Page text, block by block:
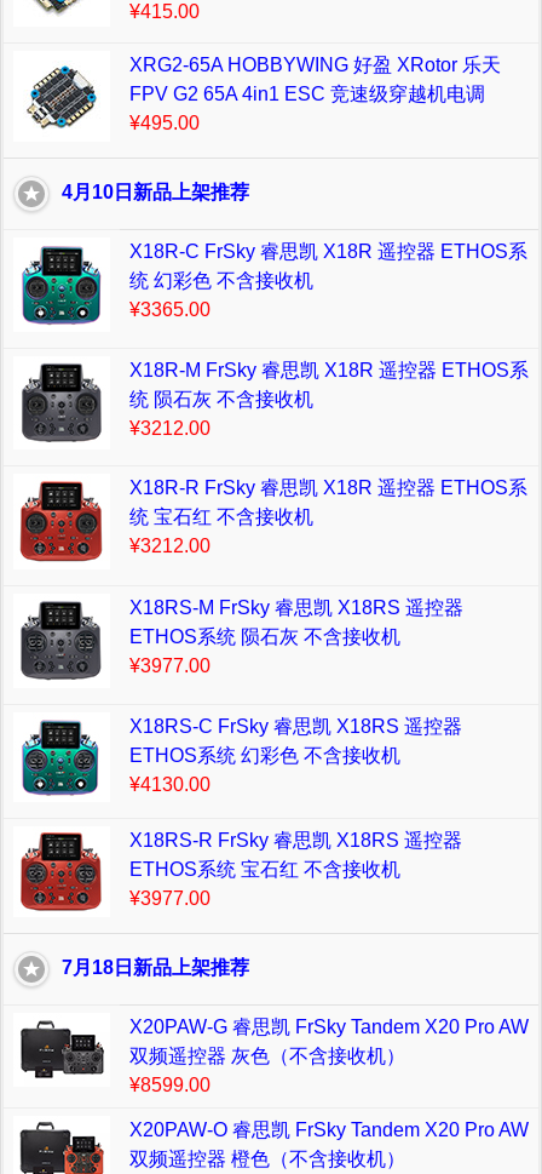
¥415.00
XRG2-65A HOBBYWING 好盈 XRotor 乐天
FPV G2 65A 4in1 ESC 竞速级穿越机电调
¥495.00
4月10日新品上架推荐
X18R-C FrSky 睿思凯 X18R 遥控器 ETHOS系
统 幻彩色 不含接收机
¥3365.00
X18R-M FrSky 睿思凯 X18R 遥控器 ETHOS系
统 陨石灰 不含接收机
¥3212.00
X18R-R FrSky 睿思凯 X18R 遥控器 ETHOS系
统 宝石红 不含接收机
¥3212.00
X18RS-M FrSky 睿思凯 X18RS 遥控器
ETHOS系统 陨石灰 不含接收机
¥3977.00
X18RS-C FrSky 睿思凯 X18RS 遥控器
ETHOS系统 幻彩色 不含接收机
¥4130.00
X18RS-R FrSky 睿思凯 X18RS 遥控器
ETHOS系统 宝石红 不含接收机
¥3977.00
7月18日新品上架推荐
X20PAW-G 睿思凯 FrSky Tandem X20 Pro AW
双频遥控器 灰色（不含接收机）
¥8599.00
X20PAW-O 睿思凯 FrSky Tandem X20 Pro AW
双频遥控器 橙色（不含接收机）